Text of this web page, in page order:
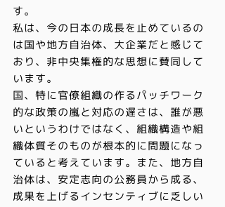
す。
私は、今の日本の成長を止めているの
は国や地方自治体、大企業だと感じて
おり、非中央集権的な思想に賛同して
います。
国、特に官僚組織の作るパッチワーク
的な政策の嵐と対応の遅さは、誰が悪
いというわけではなく、組織構造や組
織体質そのものが根本的に問題になっ
ていると考えています。また、地方自
治体は、安定志向の公務員から成る、
成果を上げるインセンティブに乏しい